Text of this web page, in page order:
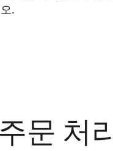
.
문 처